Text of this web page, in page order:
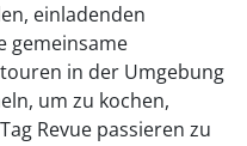
einladenden
gemeinsame
in der Umgebung
um zu kochen,
Revue passieren zu